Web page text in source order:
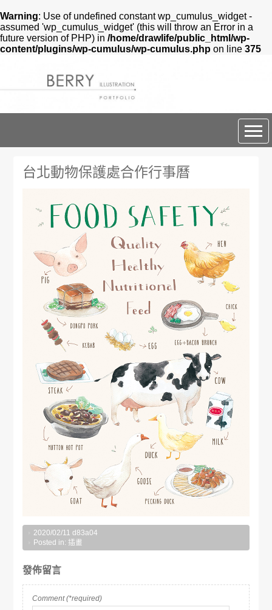
Warning: Use of undefined constant wp_cumulus_widget -
assumed 'wp_cumulus_widget' (this will throw an Error in a
future version of PHP) in /home/drawlife/public_html/wp-
content/plugins/wp-cumulus/wp-cumulus.php on line 375
台北動物保護處合作行事曆
2020/02/11
d83a04
Posted in: 插畫
發佈留言
Comment (*required)